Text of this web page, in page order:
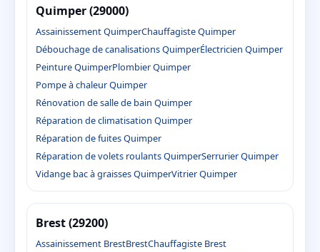
Quimper (29000)
Assainissement QuimperChauffagiste Quimper
Débouchage de canalisations QuimperÉlectricien Quimper
Peinture QuimperPlombier Quimper
Pompe à chaleur Quimper
Rénovation de salle de bain Quimper
Réparation de climatisation Quimper
Réparation de fuites Quimper
Réparation de volets roulants QuimperSerrurier Quimper
Vidange bac à graisses QuimperVitrier Quimper
Brest (29200)
Assainissement BrestBrestChauffagiste Brest